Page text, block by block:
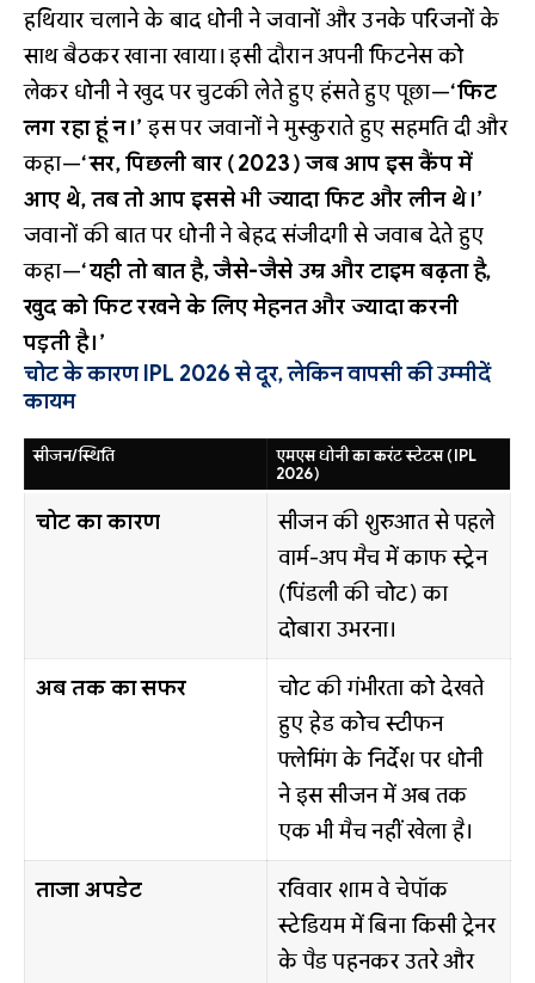
हथियार चलाने के बाद धोनी ने जवानों और उनके परिजनों के
साथ बैठकर खाना खाया। इसी दौरान अपनी फिटनेस को
लेकर धोनी ने खुद पर चुटकी लेते हुए हंसते हुए पूछा—‘फिट
लग रहा हूं न।’ इस पर जवानों ने मुस्कुराते हुए सहमति दी और
कहा—‘सर, पिछली बार (2023) जब आप इस कैंप में
आए थे, तब तो आप इससे भी ज्यादा फिट और लीन थे।’
जवानों की बात पर धोनी ने बेहद संजीदगी से जवाब देते हुए
कहा—‘यही तो बात है, जैसे-जैसे उम्र और टाइम बढ़ता है,
खुद को फिट रखने के लिए मेहनत और ज्यादा करनी
पड़ती है।’
चोट के कारण IPL 2026 से दूर, लेकिन वापसी की उम्मीदें
कायम
सीजन/स्थिति
एमएस धोनी का करंट स्टेटस (IPL
2026)
चोट का कारण
सीजन की शुरुआत से पहले
वार्म-अप मैच में काफ स्ट्रेन
(पिंडली की चोट) का
दोबारा उभरना।
अब तक का सफर
चोट की गंभीरता को देखते
हुए हेड कोच स्टीफन
फ्लेमिंग के निर्देश पर धोनी
ने इस सीजन में अब तक
एक भी मैच नहीं खेला है।
ताजा अपडेट
रविवार शाम वे चेपॉक
स्टेडियम में बिना किसी ट्रेनर
के पैड पहनकर उतरे और